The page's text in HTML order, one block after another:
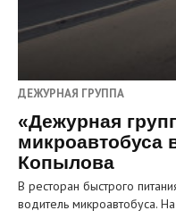
ДЕЖУРНАЯ ГРУППА
«Дежурная
микроавтобуса
Копылова
В ресторан быстрого
водитель микроавтобуса.